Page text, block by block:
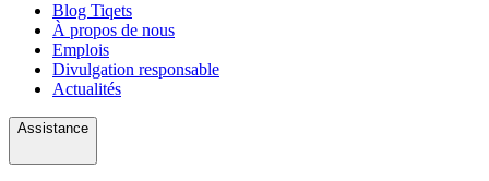
Blog Tiqets
À propos de nous
Emplois
Divulgation responsable
Actualités
Assistance